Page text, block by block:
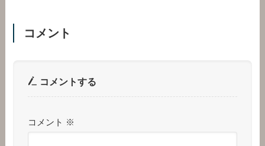
コメント
コメントする
コメント ※